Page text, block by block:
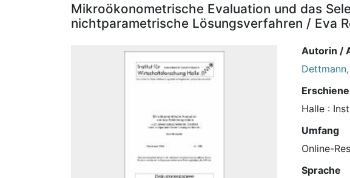
Mikroökonometrische Evaluation und das
nichtparametrische Lösungsverfahren / Eva
Autorin /
Halle :
Umfang
Online-
Sprache